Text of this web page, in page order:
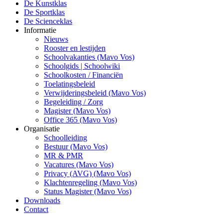
De Kunstklas
De Sportklas
De Scienceklas
Informatie
Nieuws
Rooster en lestijden
Schoolvakanties (Mavo Vos)
Schoolgids | Schoolwiki
Schoolkosten / Financiën
Toelatingsbeleid
Verwijderingsbeleid (Mavo Vos)
Begeleiding / Zorg
Magister (Mavo Vos)
Office 365 (Mavo Vos)
Organisatie
Schoolleiding
Bestuur (Mavo Vos)
MR & PMR
Vacatures (Mavo Vos)
Privacy (AVG) (Mavo Vos)
Klachtenregeling (Mavo Vos)
Status Magister (Mavo Vos)
Downloads
Contact